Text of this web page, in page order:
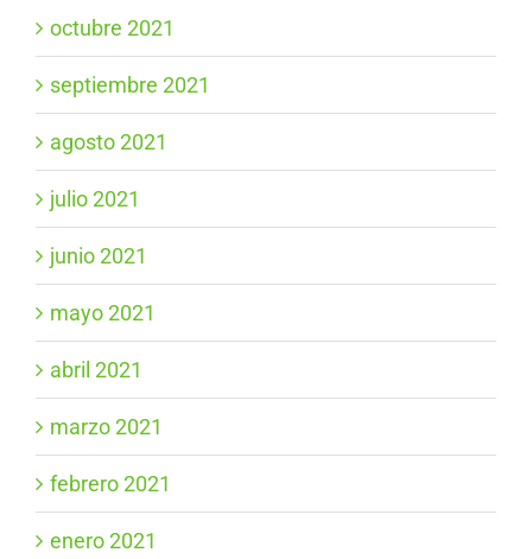
octubre 2021
septiembre 2021
agosto 2021
julio 2021
junio 2021
mayo 2021
abril 2021
marzo 2021
febrero 2021
enero 2021